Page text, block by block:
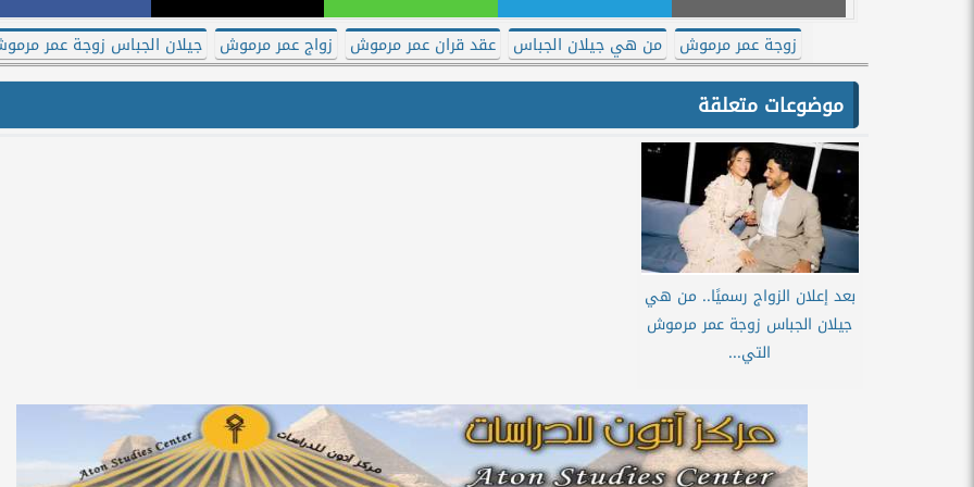
زوجة عمر مرموش من هي جيلان الجباس عقد قران عمر مرموش زواج عمر مرموش جيلان الجباس زوجة عمر
موضوعات متعلقة
بعد إعلان الزواج رسميًا.. من هي
جيلان الجباس زوجة عمر مرموش
التي...